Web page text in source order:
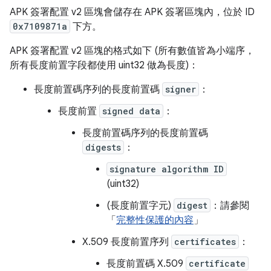
APK 簽署配置 v2 區塊會儲存在 APK 簽署區塊內，位於 ID
0x7109871a 下方。
APK 簽署配置 v2 區塊的格式如下 (所有數值皆為小端序，
所有長度前置字段都使用 uint32 做為長度)：
長度前置碼序列的長度前置碼 signer
：
長度前置 signed data
：
長度前置碼序列的長度前置碼
digests ：
signature algorithm ID
(uint32)
(長度前置字元) digest
：請參閱
「 完整性保護的內容」
X.509 長度前置序列
certificates
：
長度前置碼 X.509 certificate